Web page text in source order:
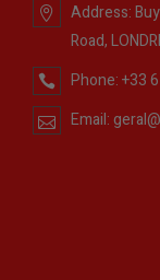
Address:
Road,
Phone:+33
Email: